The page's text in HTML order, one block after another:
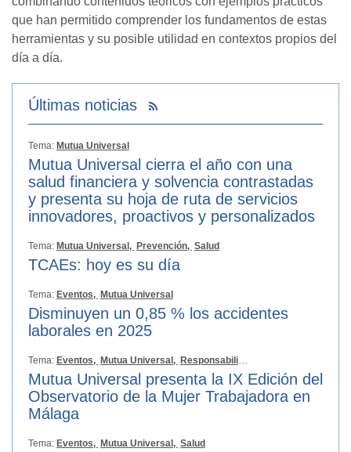
que han permitido comprender los fundamentos de estas
herramientas y su posible utilidad en contextos propios del
día a día.
Últimas noticias
Tema: Mutua Universal
Mutua Universal cierra el año con una
salud financiera y solvencia contrastadas
y presenta su hoja de ruta de servicios
innovadores, proactivos y personalizados
Tema: Mutua Universal, Prevención, Salud
TCAEs: hoy es su día
Tema: Eventos, Mutua Universal
Disminuyen un 0,85 % los accidentes
laborales en 2025
Tema: Eventos, Mutua Universal, Responsabilidad Social
Mutua Universal presenta la IX Edición del
Observatorio de la Mujer Trabajadora en
Málaga
Tema: Eventos, Mutua Universal, Salud